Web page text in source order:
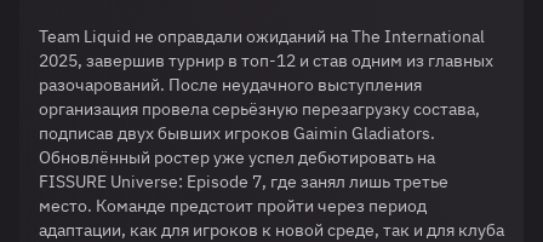
Team Liquid не оправдали ожиданий на The International
2025, завершив турнир в топ-12 и став одним из главных
разочарований. После неудачного выступления
организация провела серьёзную перезагрузку состава,
подписав двух бывших игроков Gaimin Gladiators.
Обновлённый ростер уже успел дебютировать на
FISSURE Universe: Episode 7, где занял лишь третье
место. Команде предстоит пройти через период
адаптации, как для игроков к новой среде, так и для клуба